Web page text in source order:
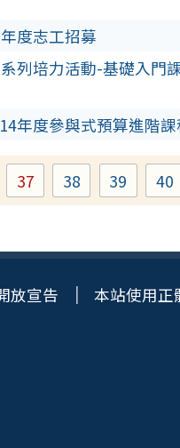
度志工招募
列培力活動-基礎入門
年度參與式預算進階
Page
37 Page
38 Page
39 40
放宣告 本站使用正